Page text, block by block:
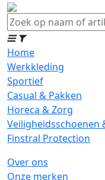
Home
Werkkleding
Sportief
Casual & Pakken
Horeca & Zorg
Veiligheidsschoenen
Finstral Protection
Over ons
Onze merken